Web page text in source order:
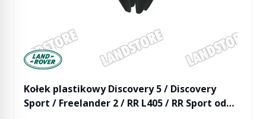
Manufactured by Land rover
Kołek plastikowy Discovery 5 / Discovery
Sport / Freelander 2 / RR L405 / RR Sport od